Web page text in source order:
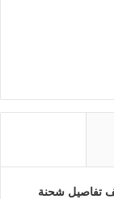
تفاصيل شحنة